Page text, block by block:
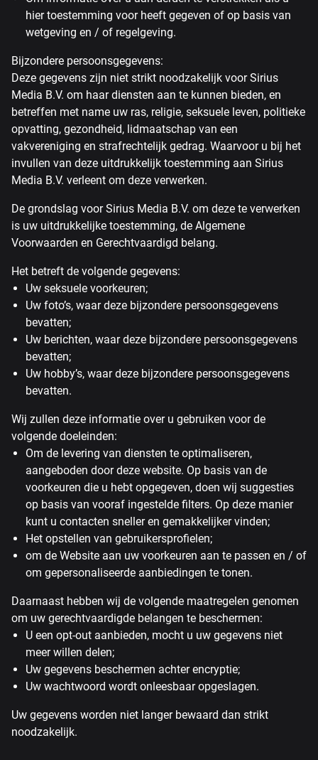
hier toestemming voor heeft gegeven of op basis van
wetgeving en / of regelgeving.
Bijzondere persoonsgegevens:
Deze gegevens zijn niet strikt noodzakelijk voor Sirius
Media B.V. om haar diensten aan te kunnen bieden, en
betreffen met name uw ras, religie, seksuele leven, politieke
opvatting, gezondheid, lidmaatschap van een
vakvereniging en strafrechtelijk gedrag. Waarvoor u bij het
invullen van deze uitdrukkelijk toestemming aan Sirius
Media B.V. verleent om deze verwerken.
De grondslag voor Sirius Media B.V. om deze te verwerken
is uw uitdrukkelijke toestemming, de Algemene
Voorwaarden en Gerechtvaardigd belang.
Het betreft de volgende gegevens:
Uw seksuele voorkeuren;
Uw foto’s, waar deze bijzondere persoonsgegevens
bevatten;
Uw berichten, waar deze bijzondere persoonsgegevens
bevatten;
Uw hobby’s, waar deze bijzondere persoonsgegevens
bevatten.
Wij zullen deze informatie over u gebruiken voor de
volgende doeleinden:
Om de levering van diensten te optimaliseren,
aangeboden door deze website. Op basis van de
voorkeuren die u hebt opgegeven, doen wij suggesties
op basis van vooraf ingestelde filters. Op deze manier
kunt u contacten sneller en gemakkelijker vinden;
Het opstellen van gebruikersprofielen;
om de Website aan uw voorkeuren aan te passen en / of
om gepersonaliseerde aanbiedingen te tonen.
Daarnaast hebben wij de volgende maatregelen genomen
om uw gerechtvaardigde belangen te beschermen:
U een opt-out aanbieden, mocht u uw gegevens niet
meer willen delen;
Uw gegevens beschermen achter encryptie;
Uw wachtwoord wordt onleesbaar opgeslagen.
Uw gegevens worden niet langer bewaard dan strikt
noodzakelijk.